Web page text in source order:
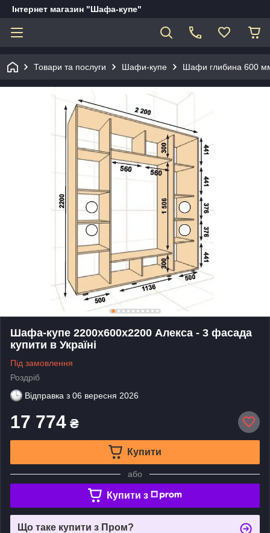
Інтернет магазин "Шафа-купе"
Товари та послуги Шафи-купе Шафи глибина 600
Шафа-купе 2200х600х2200 Алекса - 3 фасада
купити в Україні
Під замовлення
Роздріб
Відправка з 06 вересня 2026
17 774 ₴
Купити
або
Купити з
Що таке купити з Пром?